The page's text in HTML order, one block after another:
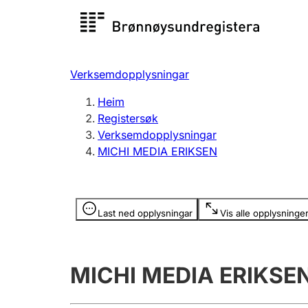
Registersøk
Registrere, endre, slette
Verksemdopplysningar
Heim
Registersøk
Verksemdopplysningar
MICHI MEDIA ERIKSEN
Last ned opplysningar Vis alle opplysninger
Opplysninger er skjult
MICHI MEDIA